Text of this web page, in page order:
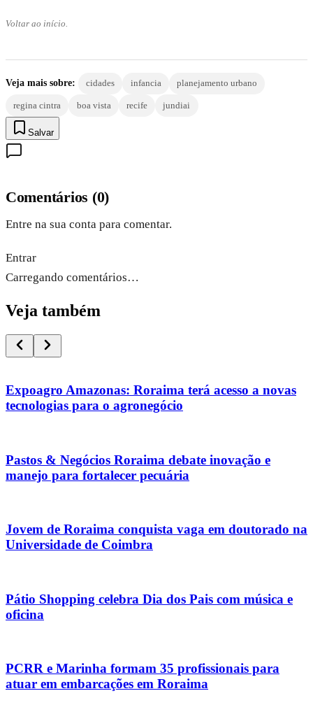
Voltar ao início.
Veja mais sobre: cidades infancia planejamento urbano
regina cintra boa vista recife jundiai
Salvar
Comentários (0)
Entre na sua conta para comentar.
Entrar
Carregando comentários…
Veja também
Expoagro Amazonas: Roraima terá acesso a novas
tecnologias para o agronegócio
Pastos & Negócios Roraima debate inovação e
manejo para fortalecer pecuária
Jovem de Roraima conquista vaga em doutorado na
Universidade de Coimbra
Pátio Shopping celebra Dia dos Pais com música e
oficina
PCRR e Marinha formam 35 profissionais para
atuar em embarcações em Roraima